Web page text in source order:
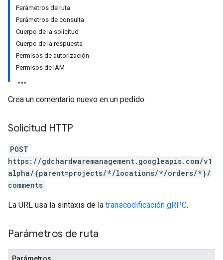
Parámetros de ruta
Parámetros de consulta
Cuerpo de la solicitud
Cuerpo de la respuesta
Permisos de autorización
Permisos de IAM
Crea un comentario nuevo en un pedido.
Solicitud HTTP
POST
https://gdchardwaremanagement.googleapis.com/v1
alpha/{parent=projects/*/locations/*/orders/*}/
comments
La URL usa la sintaxis de la transcodificación gRPC.
Parámetros de ruta